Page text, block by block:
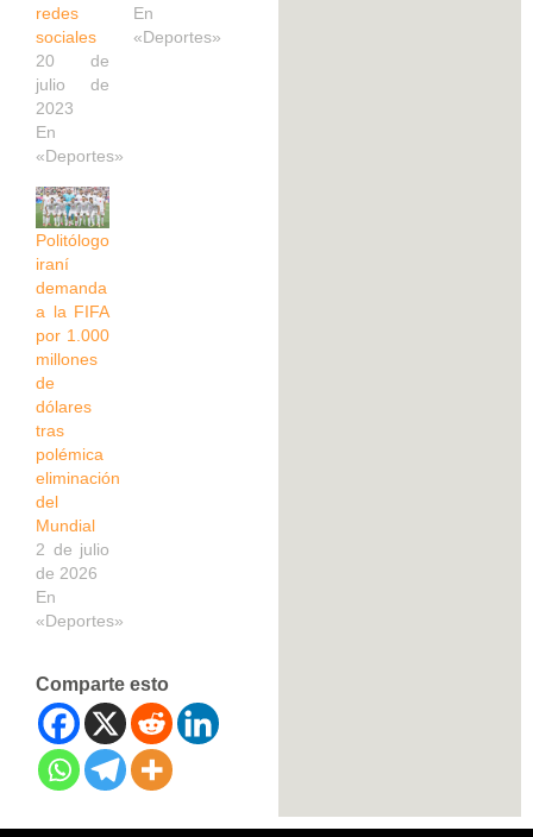
redes
sociales
20 de
julio de
2023
En
«Deportes»
En
«Deportes»
Politólogo
iraní
demanda
a la FIFA
por 1.000
millones
de
dólares
tras
polémica
eliminación
del
Mundial
2 de julio
de 2026
En
«Deportes»
Comparte esto